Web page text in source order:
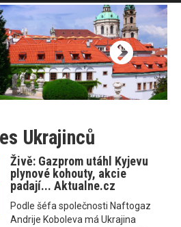
Ukrajinců
Živě: Gazprom utáhl Kyjevu
plynové kohouty, akcie
padají... Aktualne.cz
Podle šéfa společnosti Naftogaz
Andrije Koboleva má Ukrajina